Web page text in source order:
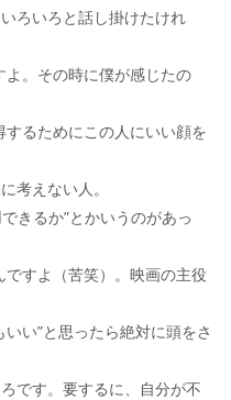
ろいろと話し掛けたけれ
よ。その時に僕が感じたの
るためにこの人にいい顔を
考えない人。
きるか”とかいうのがあっ
ですよ（苦笑）。映画の主役
い”と思ったら絶対に頭をさ
です。要するに、自分が不